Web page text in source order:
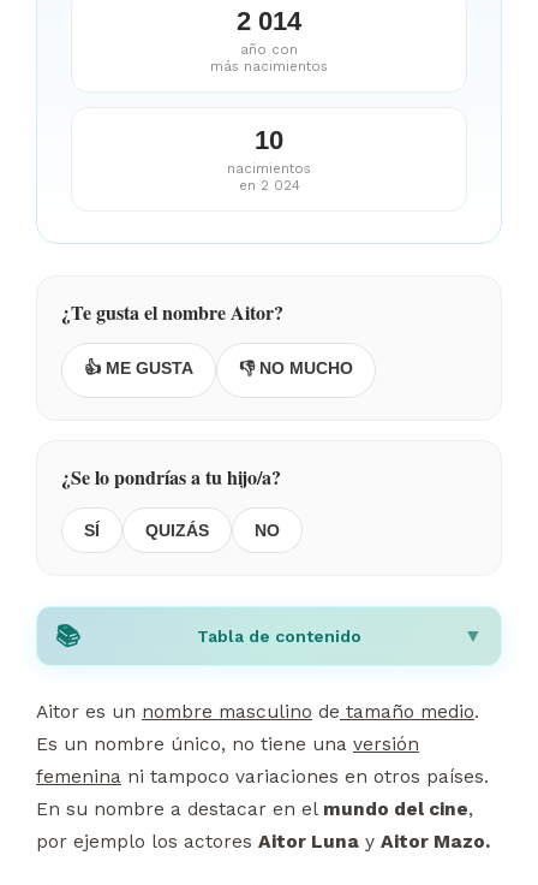
2 014
año con
más nacimientos
10
nacimientos
en 2 024
¿Te gusta el nombre Aitor?
👍 ME GUSTA 👎 NO MUCHO
¿Se lo pondrías a tu hijo/a?
SÍ QUIZÁS NO
Tabla de contenido
Aitor es un nombre masculino de tamaño medio.
Es un nombre único, no tiene una versión
femenina ni tampoco variaciones en otros países.
En su nombre a destacar en el mundo del cine,
por ejemplo los actores Aitor Luna y Aitor Mazo.